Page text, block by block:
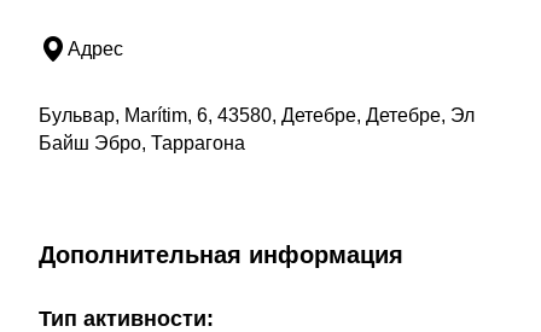
Адрес
Бульвар, Marítim, 6, 43580, Детебре, Детебре, Эл
Байш Эбро, Таррагона
Дополнительная информация
Тип активности: